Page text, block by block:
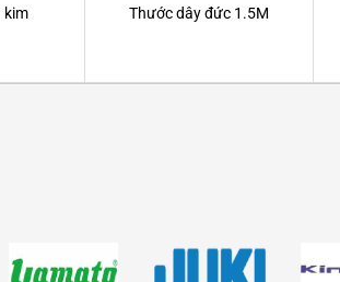
kim Thước dây đức 1.5M